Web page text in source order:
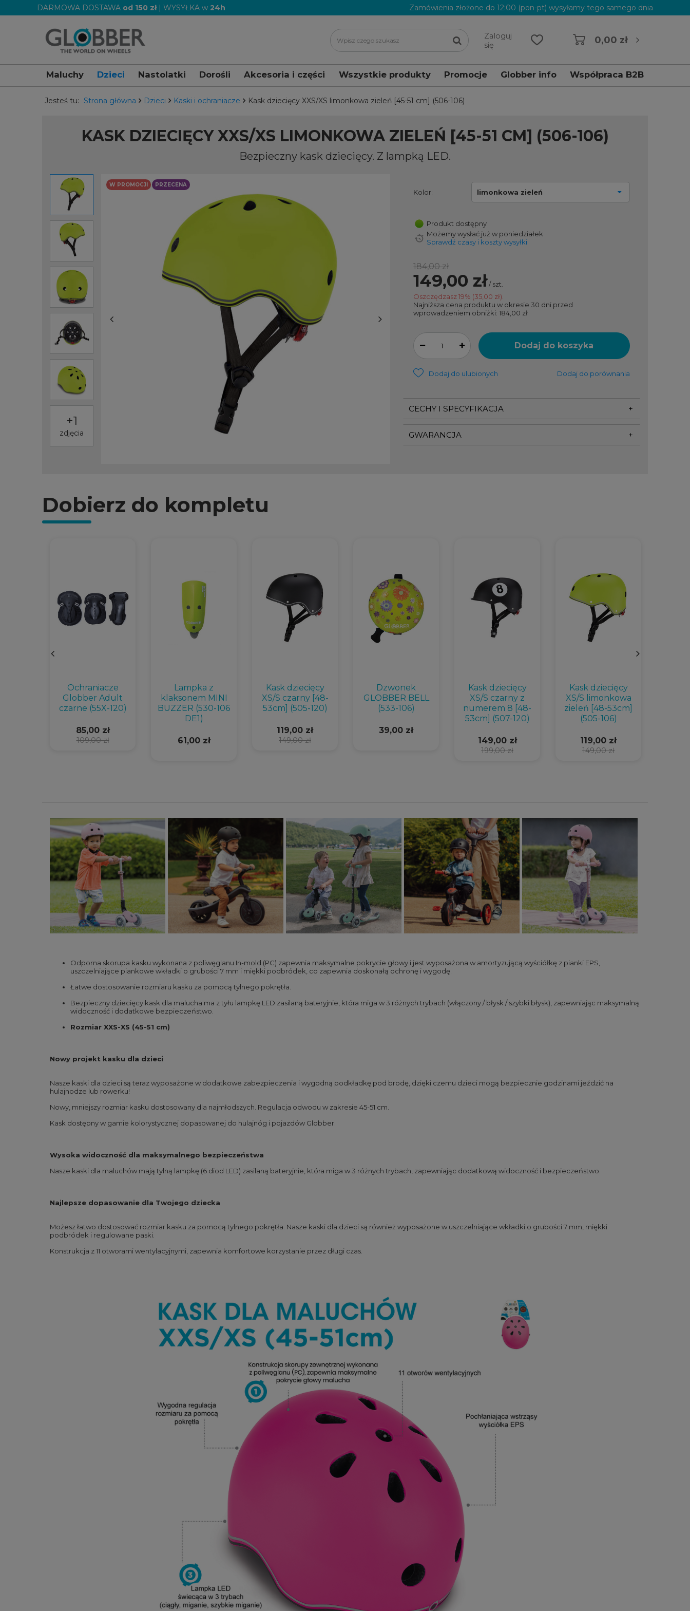
DARMOWA DOSTAWA od 150 zł| WYSYŁKA w 24h Zamówienia złożone do 12:00 (pon-pt) wysyłamy tego samego dnia
Zaloguj
się
0,00 zł
Maluchy Dzieci Nastolatki Dorośli Akcesoria i części Wszystkie produkty Promocje Globber info Współpraca B2B
Jesteś tu: Strona główna Dzieci Kaski i ochraniacze Kask dziecięcy XXS/XS limonkowa zieleń [45-51 cm] (506-106)
KASK DZIECIĘCY XXS/XS LIMONKOWA ZIELEŃ [45-51 CM] (506-106)
Bezpieczny kask dziecięcy. Z lampką LED.
+1
zdjęcia
W PROMOCJI PRZECENA
Kolor: limonkowa zieleń
Produkt dostępny
Możemy wysłać już w poniedziałek
Sprawdź czasy i koszty wysyłki
184,00 zł
149,00 zł/szt.
Oszczędzasz19% (35,00 zł).
Najniższa cena produktu w okresie 30 dni przed
wprowadzeniem obniżki:184,00 zł
Dodaj do koszyka
Dodaj do ulubionych Dodaj do porównania
CECHY I SPECYFIKACJA
GWARANCJA
Dobierz do kompletu
Ochraniacze
Globber Adult
czarne (55X-120)
109,00 zł
85,00 zł
Lampka z
klaksonem MINI
BUZZER (530-106
DE1)
61,00 zł
Kask dziecięcy
XS/S czarny [48-
53cm] (505-120)
149,00 zł
119,00 zł
Dzwonek
GLOBBER BELL
(533-106)
39,00 zł
Kask dziecięcy
XS/S czarny z
numerem 8 [48-
53cm] (507-120)
199,00 zł
149,00 zł
Kask dziecięcy
XS/S limonkowa
zieleń [48-53cm]
(505-106)
149,00 zł
119,00 zł
Odporna skorupa kasku wykonana z poliwęglanu In-mold (PC) zapewnia maksymalne pokrycie głowy i jest wyposażona w amortyzującą wyściółkę z pianki EPS,
uszczelniające piankowe wkładki o grubości 7 mm i miękki podbródek, co zapewnia doskonałą ochronę i wygodę.
Łatwe dostosowanie rozmiaru kasku za pomocą tylnego pokrętła.
Bezpieczny dziecięcy kask dla malucha ma z tyłu lampkę LED zasilaną bateryjnie, która miga w 3 różnych trybach (włączony / błysk / szybki błysk), zapewniając maksymalną
widoczność i dodatkowe bezpieczeństwo.
Rozmiar XXS-XS (45-51 cm)
Nowy projekt kasku dla dzieci
Nasze kaski dla dzieci są teraz wyposażone w dodatkowe zabezpieczenia i wygodną podkładkę pod brodę, dzięki czemu dzieci mogą bezpiecznie godzinami jeździć na
hulajnodze lub rowerku!
Nowy, mniejszy rozmiar kasku dostosowany dla najmłodszych. Regulacja odwodu w zakresie 45-51 cm.
Kask dostępny w gamie kolorystycznej dopasowanej do hulajnóg i pojazdów Globber.
Wysoka widoczność dla maksymalnego bezpieczeństwa
Nasze kaski dla maluchów mają tylną lampkę (6 diod LED) zasilaną bateryjnie, która miga w 3 różnych trybach, zapewniając dodatkową widoczność i bezpieczeństwo.
Najlepsze dopasowanie dla Twojego dziecka
Możesz łatwo dostosować rozmiar kasku za pomocą tylnego pokrętła. Nasze kaski dla dzieci są również wyposażone w uszczelniające wkładki o grubości 7 mm, miękki
podbródek i regulowane paski.
Konstrukcja z 11 otworami wentylacyjnymi, zapewnia komfortowe korzystanie przez długi czas.